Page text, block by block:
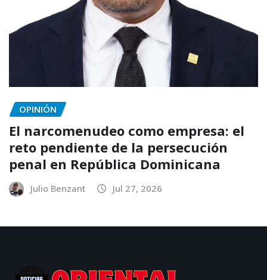
OPINIÓN
El narcomenudeo como empresa: el
reto pendiente de la persecución
penal en República Dominicana
Julio Benzant Jul 27, 2026